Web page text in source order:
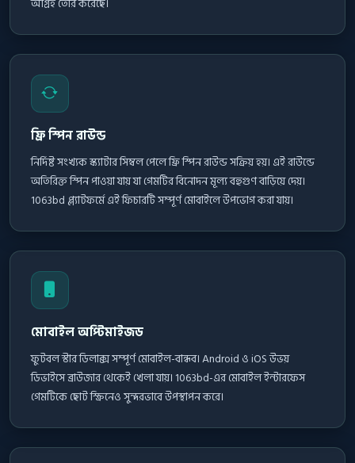
ফ্রি স্পিন রাউন্ড
নির্দিষ্ট সংখ্যক স্ক্যাটার সিম্বল পেলে ফ্রি স্পিন রাউন্ড সক্রিয় হয়। এই রাউন্ডে
অতিরিক্ত স্পিন পাওয়া যায় যা গেমটির বিনোদন মূল্য বহুগুণ বাড়িয়ে দেয়।
1063bd প্ল্যাটফর্মে এই ফিচারটি সম্পূর্ণ মোবাইলে উপভোগ করা যায়।
মোবাইল অপ্টিমাইজড
ফুটবল স্টার ডিলাক্স সম্পূর্ণ মোবাইল-বান্ধব। Android ও iOS উভয়
ডিভাইসে ব্রাউজার থেকেই খেলা যায়। 1063bd-এর মোবাইল ইন্টারফেস
গেমটিকে ছোট স্ক্রিনেও সুন্দরভাবে উপস্থাপন করে।